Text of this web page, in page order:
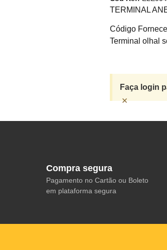
TERMINAL
Código
Terminal olhal
Faça login
×
Compra segura
Pagamento no Cartão ou Boleto
em plataforma segura